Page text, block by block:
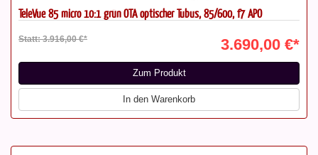
TeleVue 85 micro 10:1 grün OTA optischer Tubus, 85/600, f7 APO
Statt: 3.916,00 €* 3.690,00 €*
Zum Produkt
In den Warenkorb